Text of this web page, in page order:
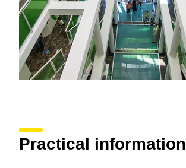
Practical information